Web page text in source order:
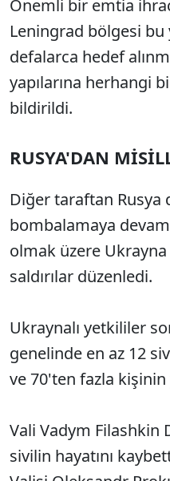
Önemli bir emtia
Leningrad bölgesi bu
defalarca hedef
yapılarına herhangi
bildirildi.
RUSYA'DAN
Diğer taraftan Rusya
bombalamaya
olmak üzere
saldırılar düzenledi.
Ukraynalı yetkililer
genelinde en az 12
ve 70'ten fazla kişinin
Vali Vadym Filashkin
sivilin hayatını